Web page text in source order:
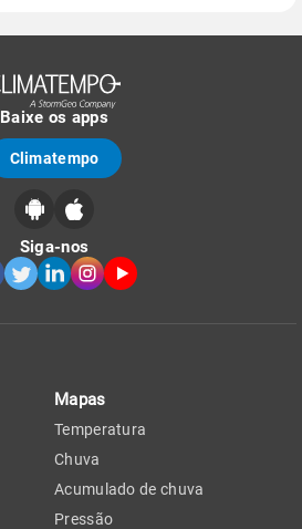
Baixe os apps
Climatempo
Siga-nos
Mapas
Temperatura
Chuva
Acumulado de chuva
Pressão